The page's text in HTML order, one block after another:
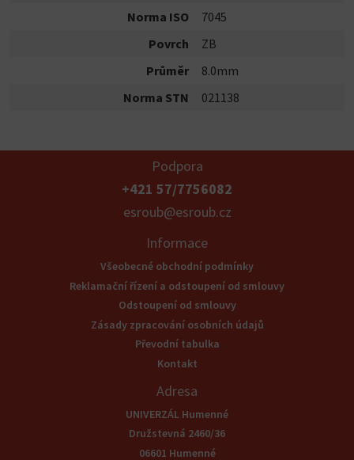
Norma ISO
7045
Povrch
ZB
Průměr
8.0mm
Norma STN
021138
Podpora
+421 57/7756082
esroub@esroub.cz
Informace
Všeobecné obchodní podmínky
Reklamační řízení a odstoupení od smlouvy
Odstoupení od smlouvy
Zásady zpracování osobních údajů
Převodní tabulka
Kontakt
Adresa
UNIVERZÁL Humenné
Družstevná 2460/36
06601 Humenné